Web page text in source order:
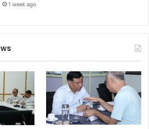
1 week ago